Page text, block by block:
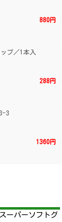
880円
プ／1本入
288円
3
1360円
ーパーソフトグ